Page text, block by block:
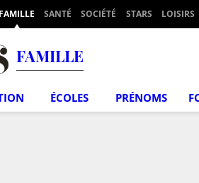
FAMILLE SANTÉ SOCIÉTÉ STARS LOISIRS
FAMILLE
ÉCOLES PRÉNOMS